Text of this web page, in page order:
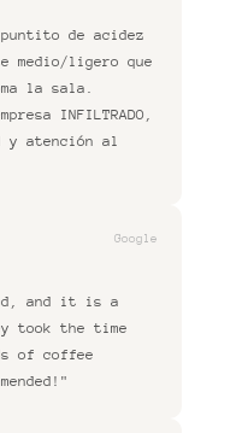
de acidez
medio/ligero que
la sala.
INFILTRADO,
y atención al
Google
and it is a
took the time
of coffee